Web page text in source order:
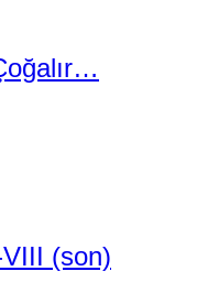
VIII (son)